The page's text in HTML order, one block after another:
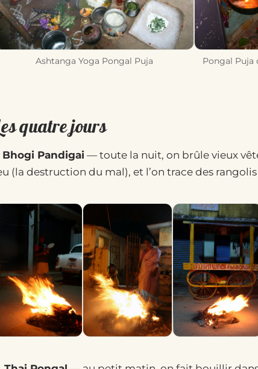
Ashtanga Yoga Pongal Puja Pongal Puja
quatre jours
Bhogi Pandigai — toute la nuit, on brûle vieux
(la destruction du mal), et l’on trace des